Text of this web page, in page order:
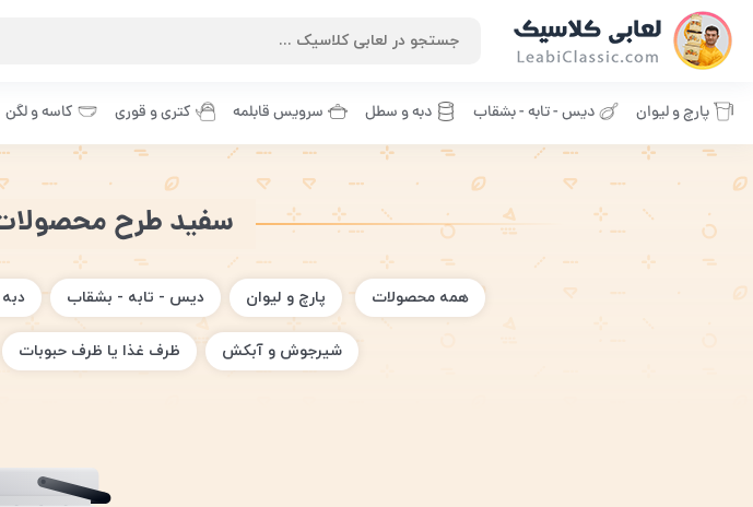
پارچ و لیوان دیس - تابه - بشقاب دبه و سطل سرویس قابلمه کتری و قوری کاسه و لگن
سفید طرح
همه محصولات پارچ و لیوان دیس - تابه - بشقاب
شیرجوش و آبکش ظرف غذا یا ظرف حبوبات